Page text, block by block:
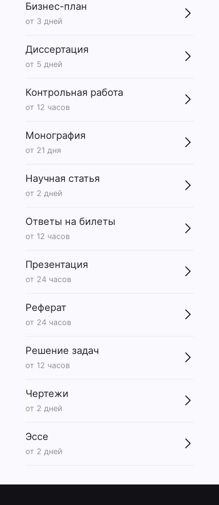
Бизнес-план
от 3 дней
Диссертация
от 5 дней
Контрольная работа
от 12 часов
Монография
от 21 дня
Научная статья
от 2 дней
Ответы на билеты
от 12 часов
Презентация
от 24 часов
Реферат
от 24 часов
Решение задач
от 12 часов
Чертежи
от 2 дней
Эссе
от 2 дней